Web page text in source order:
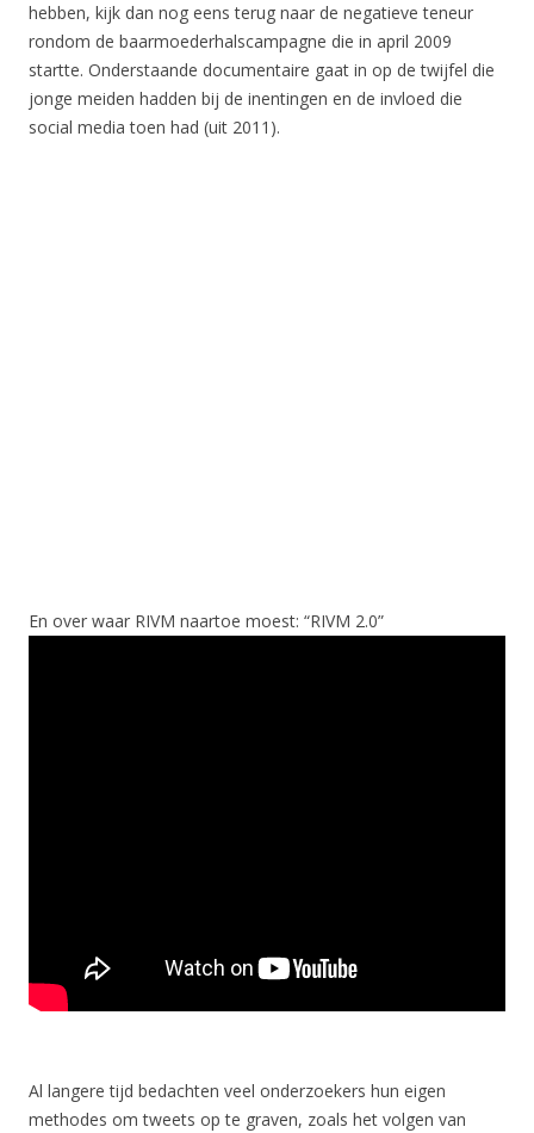
hebben, kijk dan nog eens terug naar de negatieve teneur
rondom de baarmoederhalscampagne die in april 2009
startte. Onderstaande documentaire gaat in op de twijfel die
jonge meiden hadden bij de inentingen en de invloed die
social media toen had (uit 2011).
En over waar RIVM naartoe moest: “RIVM 2.0”
Al langere tijd bedachten veel onderzoekers hun eigen
methodes om tweets op te graven, zoals het volgen van